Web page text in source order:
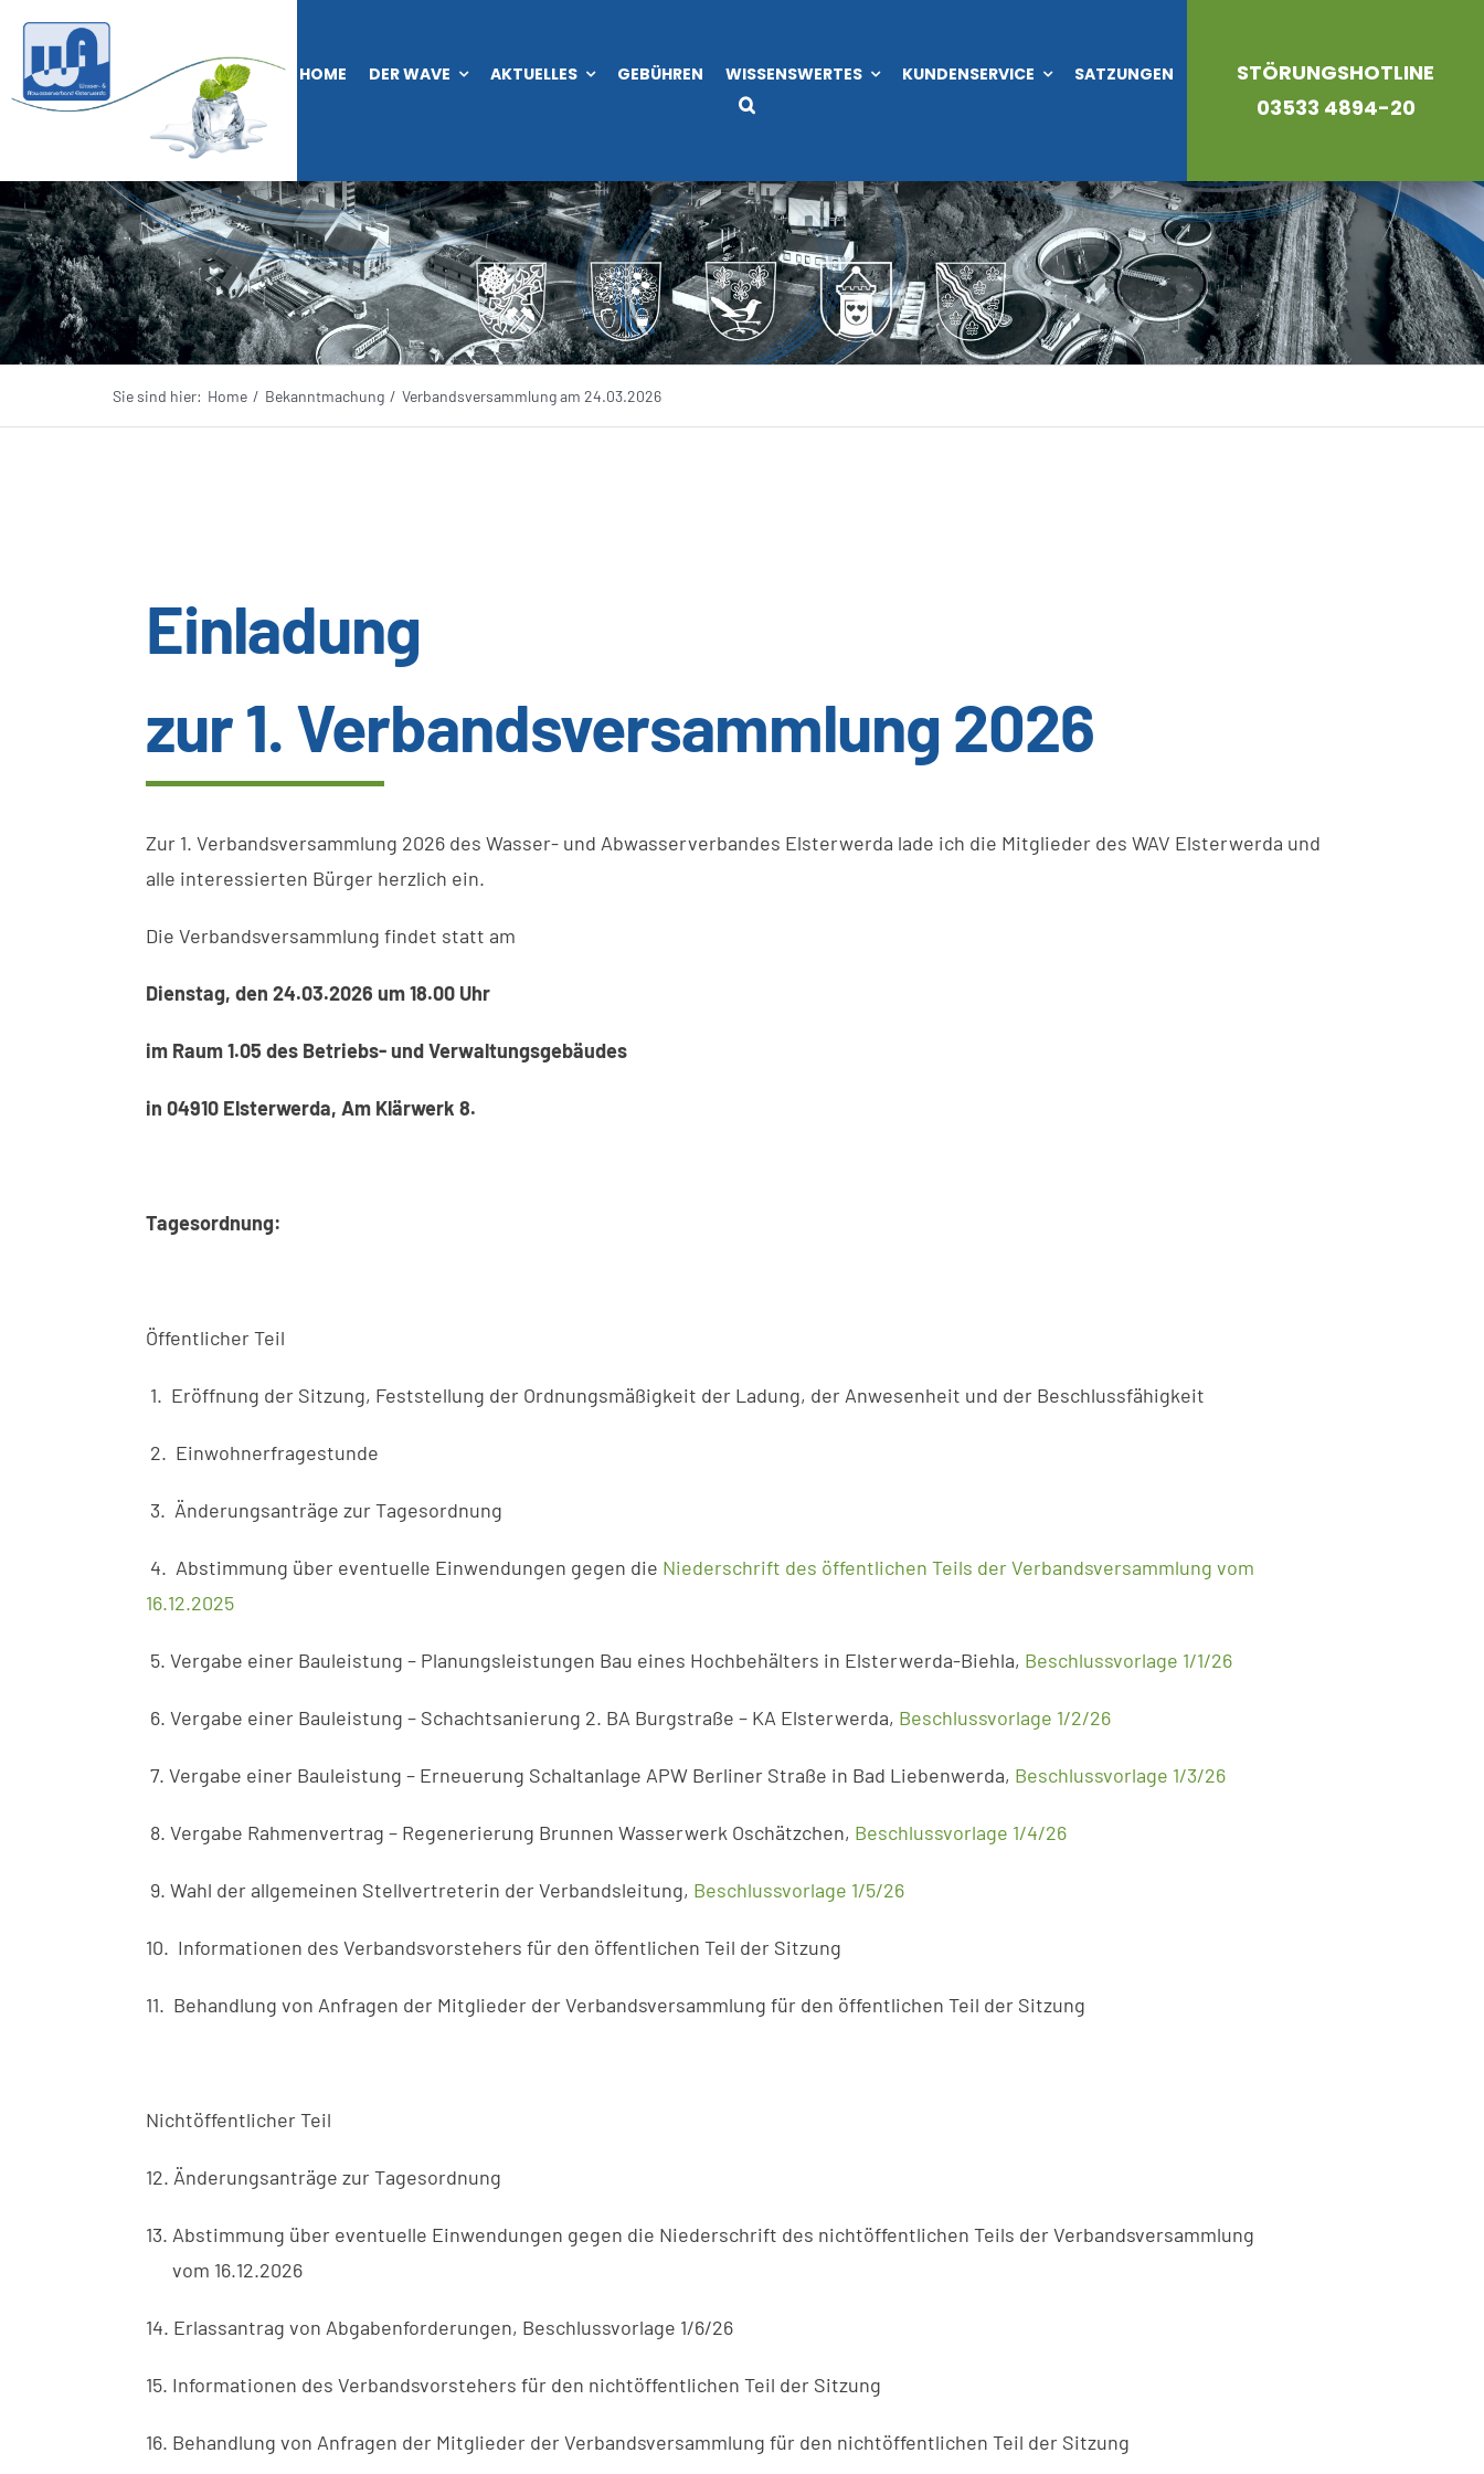
Zum
Inhalt
springen
HOME DER WAVE AKTUELLES GEBÜHREN WISSENSWERTES KUNDENSERVICE SATZUNGEN
STÖRUNGSHOTLINE
03533 4894-20
Sie sind hier: Home Bekanntmachung Verbandsversammlung am 24.03.2026
Einladung
zur 1. Verbandsversammlung 2026
Zur 1. Verbandsversammlung 2026 des Wasser- und Abwasserverbandes Elsterwerda lade ich die Mitglieder des WAV Elsterwerda und
alle interessierten Bürger herzlich ein.
Die Verbandsversammlung findet statt am
Dienstag, den 24.03.2026 um 18.00 Uhr
im Raum 1.05 des Betriebs- und Verwaltungsgebäudes
in 04910 Elsterwerda, Am Klärwerk 8.
Tagesordnung:
Öffentlicher Teil
1. Eröffnung der Sitzung, Feststellung der Ordnungsmäßigkeit der Ladung, der Anwesenheit und der Beschlussfähigkeit
2. Einwohnerfragestunde
3. Änderungsanträge zur Tagesordnung
4. Abstimmung über eventuelle Einwendungen gegen die Niederschrift des öffentlichen Teils der Verbandsversammlung vom
16.12.2025
5. Vergabe einer Bauleistung – Planungsleistungen Bau eines Hochbehälters in Elsterwerda-Biehla, Beschlussvorlage 1/1/26
6. Vergabe einer Bauleistung – Schachtsanierung 2. BA Burgstraße – KA Elsterwerda, Beschlussvorlage 1/2/26
7. Vergabe einer Bauleistung – Erneuerung Schaltanlage APW Berliner Straße in Bad Liebenwerda, Beschlussvorlage 1/3/26
8. Vergabe Rahmenvertrag – Regenerierung Brunnen Wasserwerk Oschätzchen, Beschlussvorlage 1/4/26
9. Wahl der allgemeinen Stellvertreterin der Verbandsleitung, Beschlussvorlage 1/5/26
10. Informationen des Verbandsvorstehers für den öffentlichen Teil der Sitzung
11. Behandlung von Anfragen der Mitglieder der Verbandsversammlung für den öffentlichen Teil der Sitzung
Nichtöffentlicher Teil
12. Änderungsanträge zur Tagesordnung
13. Abstimmung über eventuelle Einwendungen gegen die Niederschrift des nichtöffentlichen Teils der Verbandsversammlung
vom 16.12.2026
14. Erlassantrag von Abgabenforderungen, Beschlussvorlage 1/6/26
15. Informationen des Verbandsvorstehers für den nichtöffentlichen Teil der Sitzung
16. Behandlung von Anfragen der Mitglieder der Verbandsversammlung für den nichtöffentlichen Teil der Sitzung